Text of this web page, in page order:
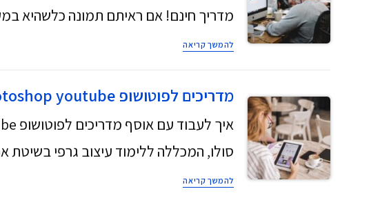
מדריך חינם! אם ראיתם תמונה כלשהיא
להמשך קריאה
מדריכים לפוטושופ photoshop youtube איך לעשות מסכות בפוטושופ…
סולו, המכללה ללימוד עיצוב גרפי
להמשך קריאה